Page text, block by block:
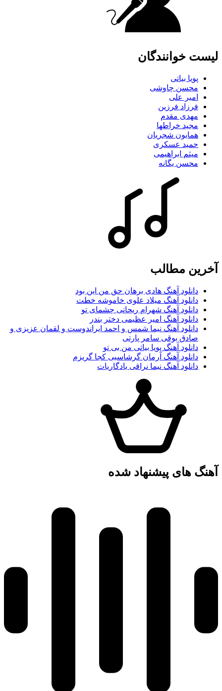
خوانندگان
پویا بیاتی
محسن چاوشی
امیر علی
فرزاد فرزین
مهدی مقدم
مجید خراطها
همایون شجریان
حمید عسکری
میثم ابراهیمی
محسن یگانه
مطالب
دانلود آهنگ هادی برهان حق من این بود
دانلود آهنگ میلاد علوی خاموشه خطت
دانلود آهنگ شهرام ریحانی چشمای تو
دانلود آهنگ امیر عظیمی دختر بندر
دانلود آهنگ نیما شمس و احمد ایراندوست و لقمان عزیزی و
صادق بوقی سامر پارتی
دانلود آهنگ پویا بیاتی من بی تو
دانلود آهنگ آرمان گرشاسبی کجا گریزم
دانلود آهنگ نیما نراقی یادگاریات
های پیشنهاد شده